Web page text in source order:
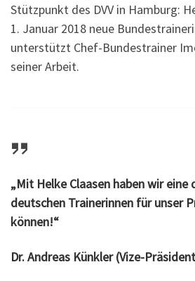
Stützpunkt des DVV in Hamburg:
1. Januar 2018 neue
unterstützt Chef-Bundestrainer
seiner Arbeit.
„Mit Helke Claasen haben wir eine
deutschen Trainerinnen für unser
können!“
Dr. Andreas Künkler (Vize-